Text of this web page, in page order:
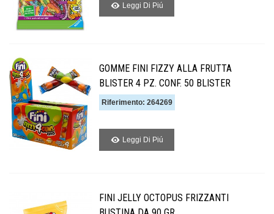
Leggi Di Piú
GOMME FINI FIZZY ALLA FRUTTA
BLISTER 4 PZ. CONF. 50 BLISTER
Riferimento: 264269
Leggi Di Piú
FINI JELLY OCTOPUS FRIZZANTI